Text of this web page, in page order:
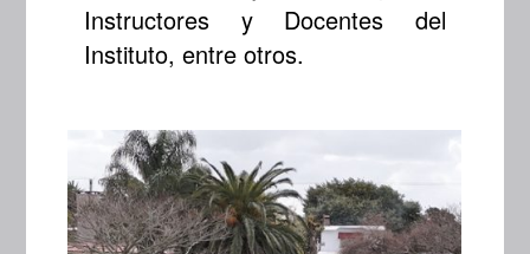
Instructores y Docentes del
Instituto, entre otros.